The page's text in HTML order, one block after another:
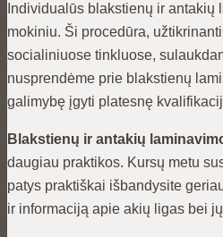
Individualūs blakstienų ir
mokiniu. Ši procedūra,
socialiniuose tinkluose,
nusprendėme prie blakstienų
galimybę įgyti platesnę
Blakstienų ir antakių
daugiau praktikos. Kursų metu
patys praktiškai išbandysite
ir informaciją apie akių ligas bei